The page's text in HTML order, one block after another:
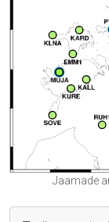
Jaamade